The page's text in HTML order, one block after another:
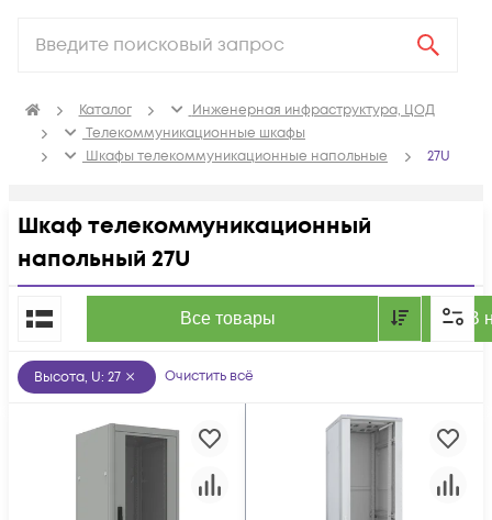
Каталог
Инженерная инфраструктура, ЦОД
Телекоммуникационные шкафы
Шкафы телекоммуникационные напольные
27U
Шкаф телекоммуникационный
напольный 27U
Все товары В
По популярности
Высота, U: 27 Очистить всё